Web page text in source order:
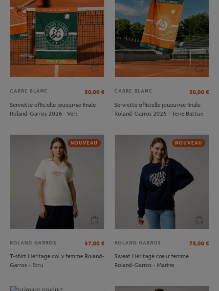
CARRE BLANC 50,00 €
Serviette officielle joueur•se finale
Roland-Garros 2026 - Vert
CARRE BLANC 50,00 €
Serviette officielle joueur•se finale
Roland-Garros 2026 - Terre Battue
NOUVEAU
ROLAND GARROS 37,00 €
T-shirt Heritage col v femme Roland-
Garros - Ecru
NOUVEAU
ROLAND GARROS 75,00 €
Sweat Heritage cœur femme
Roland-Garros - Marine